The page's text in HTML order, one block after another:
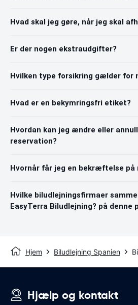
Hvad skal jeg gøre, når jeg skal
Er der nogen ekstraudgifter?
Hvilken type forsikring gælder for
Hvad er en bekymringsfri etiket?
Hvordan kan jeg ændre eller
reservation?
Hvornår får jeg en bekræftelse på
Hvilke biludlejningsfirmaer
EasyTerra Biludlejning? på denne
Hjem Biludlejning Spanien
Hjælp og kontakt